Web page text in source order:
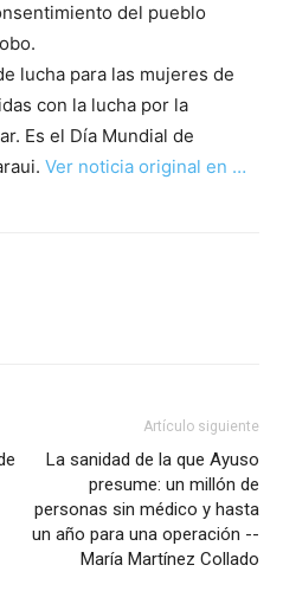
del pueblo
lucha para las mujeres de
con la lucha por la
Es el Día Mundial de
Ver noticia original en …
Artículo siguiente
La sanidad de la que Ayuso
presume: un millón de
personas sin médico y hasta
un año para una operación --
María Martínez Collado